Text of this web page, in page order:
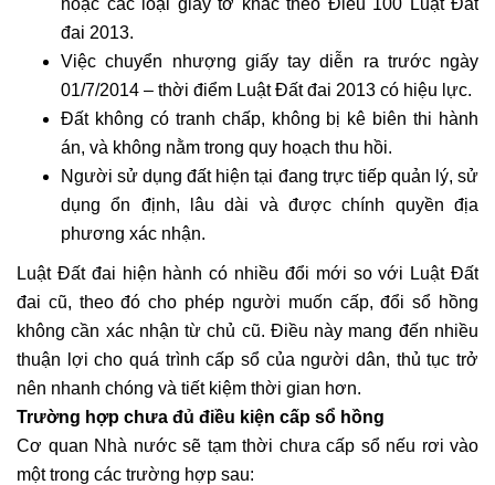
đai 2013.
Việc chuyển nhượng giấy tay diễn ra trước ngày
01/7/2014 – thời điểm Luật Đất đai 2013 có hiệu lực.
Đất không có tranh chấp, không bị kê biên thi hành
án, và không nằm trong quy hoạch thu hồi.
Người sử dụng đất hiện tại đang trực tiếp quản lý, sử
dụng ổn định, lâu dài và được chính quyền địa
phương xác nhận.
Luật Đất đai hiện hành có nhiều đổi mới so với Luật Đất
đai cũ, theo đó cho phép người muốn cấp, đổi sổ hồng
không cần xác nhận từ chủ cũ. Điều này mang đến nhiều
thuận lợi cho quá trình cấp sổ của người dân, thủ tục trở
nên nhanh chóng và tiết kiệm thời gian hơn.
Trường hợp chưa đủ điều kiện cấp sổ hồng
Cơ quan Nhà nước sẽ tạm thời chưa cấp sổ nếu rơi vào
một trong các trường hợp sau: